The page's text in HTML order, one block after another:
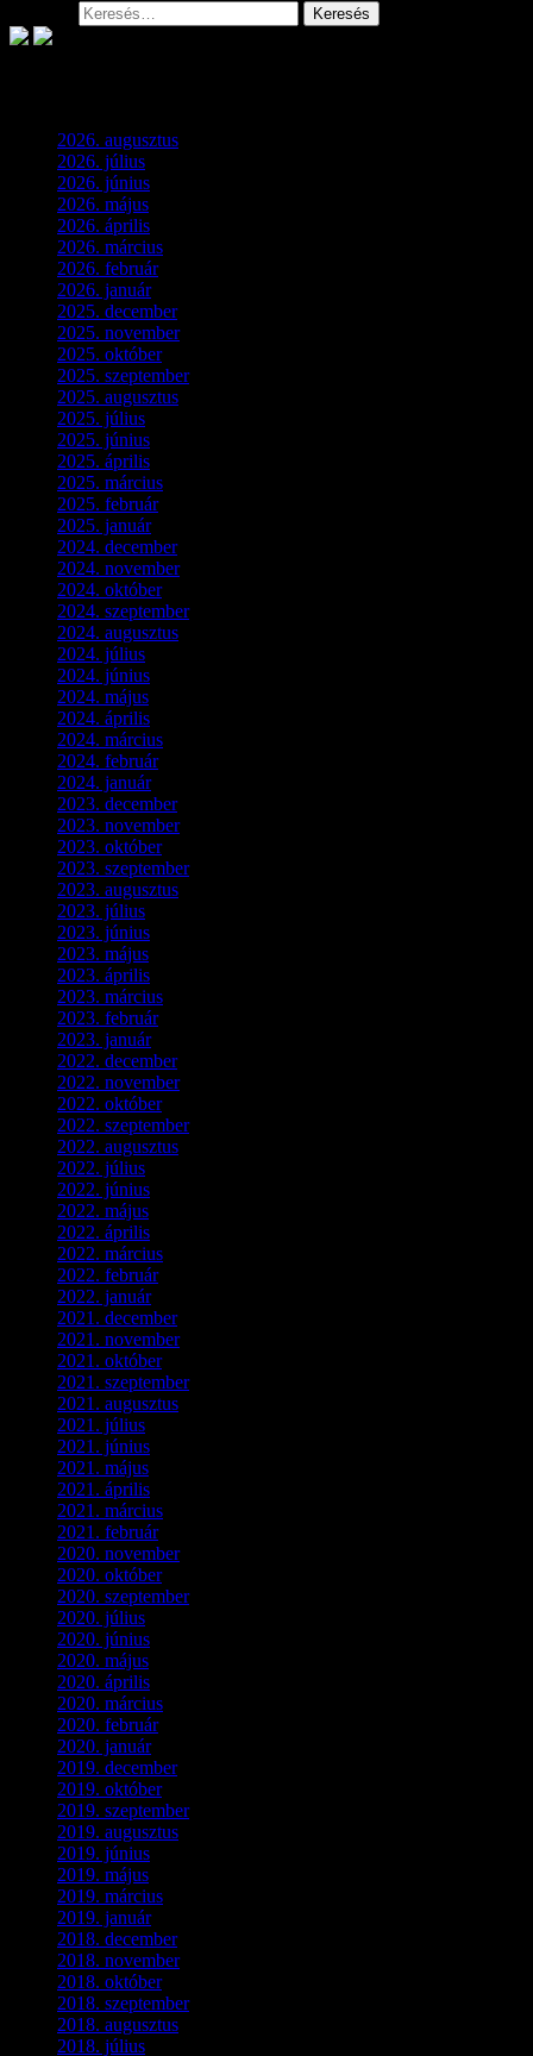
2026. augusztus
2026. július
2026. június
2026. május
2026. április
2026. március
2026. február(4)
2026. január(2)
2025. december(4)
2025. november(3)
2025. október(3)
2025. szeptember(5)
2025. augusztus
2025. július
2025. június
2025. április
2025. március
2025. február(7)
2025. január(3)
2024. december(3)
2024. november(7)
2024. október(6)
2024. szeptember(4)
2024. augusztus
2024. július
2024. június
2024. május
2024. április
2024. március
2024. február(9)
2024. január(3)
2023. december(1)
2023. november(1)
2023. október(5)
2023. szeptember(3)
2023. augusztus
2023. július
2023. június
2023. május
2023. április
2023. március
2023. február(4)
2023. január(1)
2022. december(2)
2022. november(4)
2022. október(8)
2022. szeptember(9)
2022. augusztus
2022. július
2022. június
2022. május
2022. április
2022. március
2022. február(4)
2022. január(3)
2021. december(2)
2021. november(5)
2021. október(8)
2021. szeptember(4)
2021. augusztus
2021. július
2021. június
2021. május
2021. április
2021. március
2021. február(4)
2020. november(4)
2020. október(4)
2020. szeptember(1)
2020. július
2020. június
2020. május
2020. április
2020. március
2020. február(6)
2020. január(1)
2019. december(4)
2019. október(3)
2019. szeptember(2)
2019. augusztus
2019. június
2019. május
2019. március
2019. január(1)
2018. december(3)
2018. november(1)
2018. október(1)
2018. szeptember(1)
2018. augusztus
2018. július